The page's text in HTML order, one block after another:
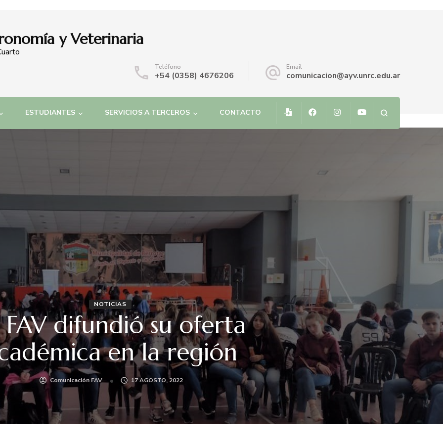
y Veterinaria
Teléfono
+54 (0358) 4676206
Email
comunicacion@ayv.unrc.edu.ar
ESTUDIANTES SERVICIOS A TERCEROS CONTACTO
NOTICIAS
FAV difundió su oferta
en la región
Comunicación FAV 17 AGOSTO, 2022